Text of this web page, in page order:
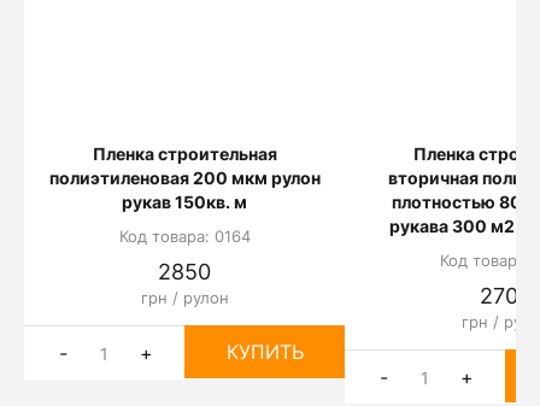
Пленка строительная
полиэтиленовая 200 мкм рулон
рукав 150кв. м
Код товара: 0164
2850
грн / рулон
- + КУПИТЬ
Пленка
вторичная
плотностью 80
рукава 300 м2
Код товара:
2700
грн /
- +